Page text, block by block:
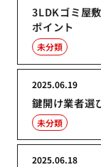
3LDKゴミ屋
ポイント
未分類
鍵開け業者選
2025.06.19
未分類
2025.06.18